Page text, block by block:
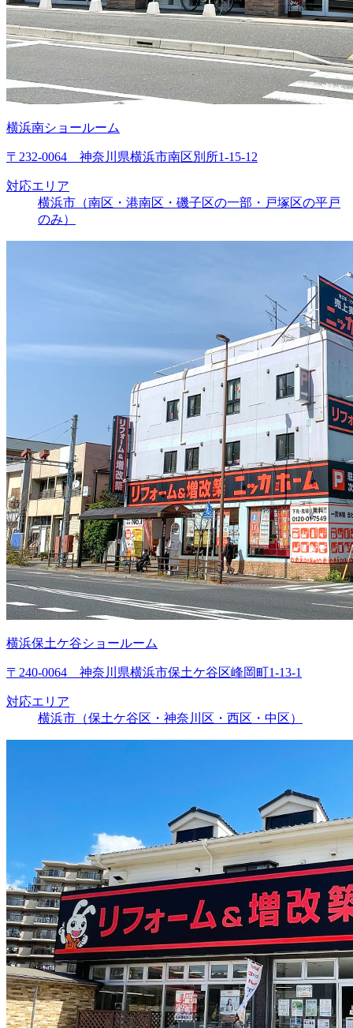
横浜南ショールーム
〒232-0064 神奈川県横浜市南区別所1-15-12
対応エリア
横浜市（南区・港南区・磯子区の一部・戸塚区の平戸
のみ）
横浜保土ケ谷ショールーム
〒240-0064 神奈川県横浜市保土ケ谷区峰岡町1-13-1
対応エリア
横浜市（保土ケ谷区・神奈川区・西区・中区）